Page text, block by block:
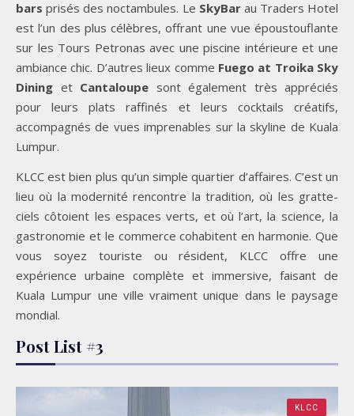
bars prisés des noctambules. Le SkyBarau Traders Hotel
est l’un des plus célèbres, offrant une vue époustouflante
sur les Tours Petronas avec une piscine intérieure et une
ambiance chic. D’autres lieux comme Fuego at Troika Sky
Dining et Cantaloupe sont également très appréciés
pour leurs plats raffinés et leurs cocktails créatifs,
accompagnés de vues imprenables sur la skyline de Kuala
Lumpur.
KLCC est bien plus qu’un simple quartier d’affaires. C’est un
lieu où la modernité rencontre la tradition, où les gratte-
ciels côtoient les espaces verts, et où l’art, la science, la
gastronomie et le commerce cohabitent en harmonie. Que
vous soyez touriste ou résident, KLCC offre une
expérience urbaine complète et immersive, faisant de
Kuala Lumpur une ville vraiment unique dans le paysage
mondial.
Post List #3
KLCC